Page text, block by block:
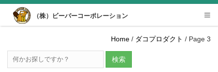
Desktop View
（株）ビーバーコーポレーション
Home / ダコプロダクト / Page 3
検索